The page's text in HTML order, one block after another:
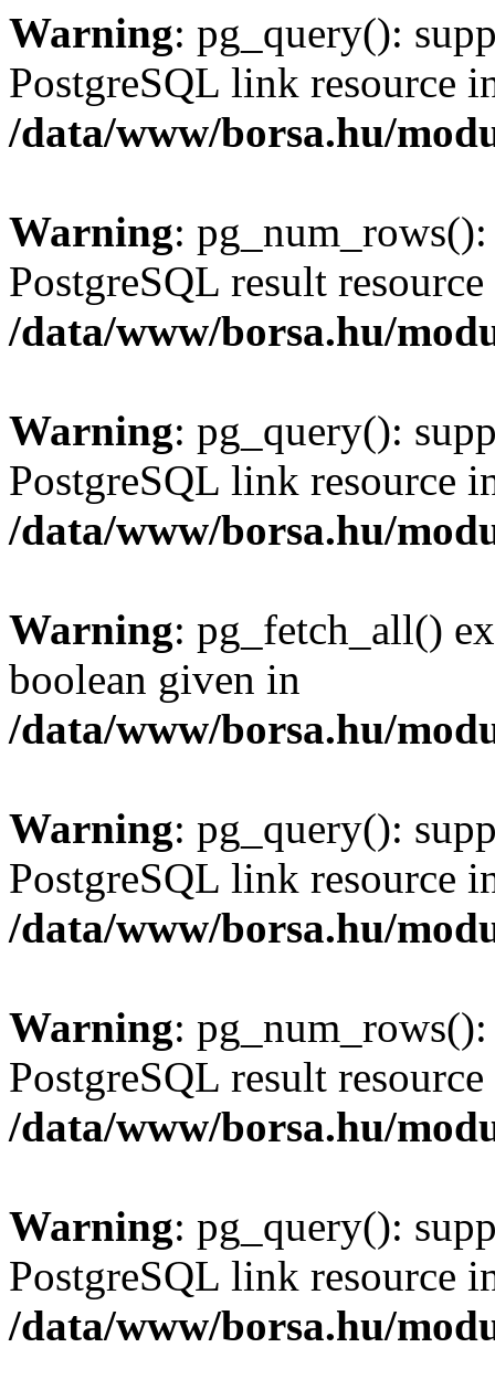
Warning: pg_query():
PostgreSQL link resource
/data/www/borsa.hu/
Warning:
PostgreSQL result
/data/www/borsa.hu/
Warning: pg_query():
PostgreSQL link resource
/data/www/borsa.hu/
Warning: pg_fetch_all()
boolean given in
/data/www/borsa.hu/
Warning: pg_query():
PostgreSQL link resource
/data/www/borsa.hu/
Warning:
PostgreSQL result
/data/www/borsa.hu/
Warning: pg_query():
PostgreSQL link resource
/data/www/borsa.hu/